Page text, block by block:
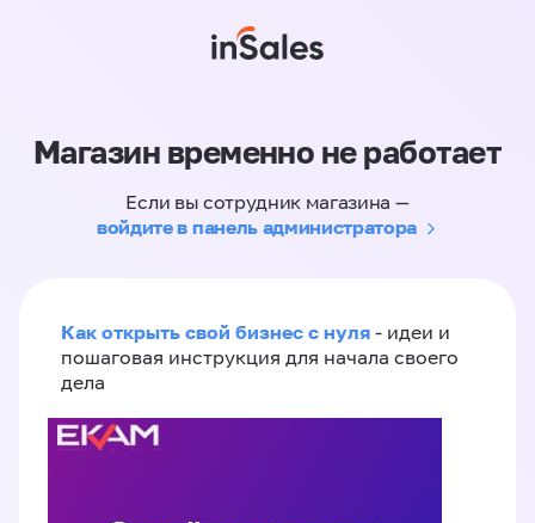
Магазин временно не работает
Если вы сотрудник магазина —
войдите в панель администратора
Как открыть свой бизнес с нуля - идеи и
пошаговая инструкция для начала своего
дела